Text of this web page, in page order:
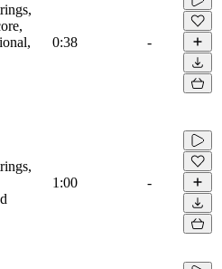
0:38 -
1:00 -